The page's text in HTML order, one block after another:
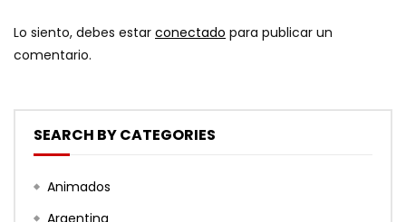
Lo siento, debes estar conectado para publicar un
comentario.
SEARCH BY CATEGORIES
Animados